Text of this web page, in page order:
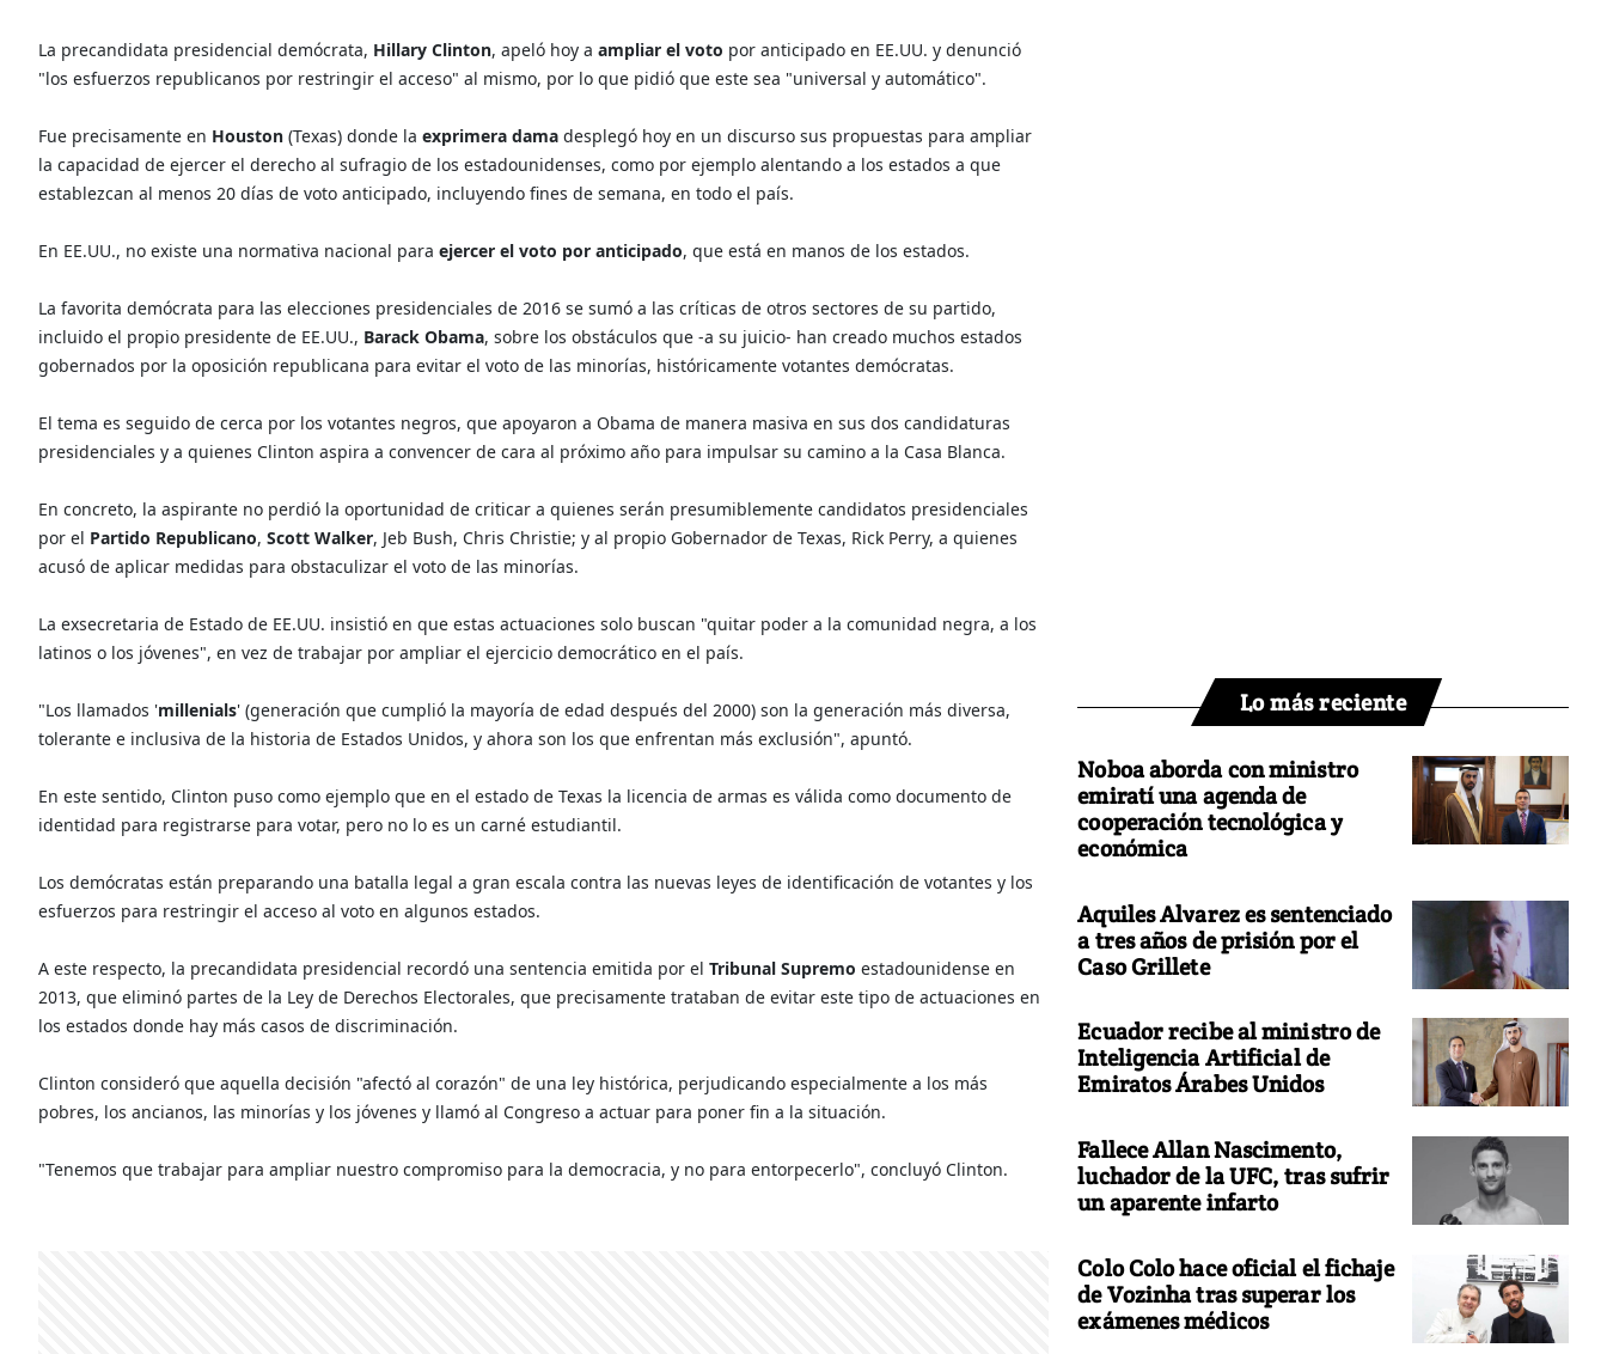
La precandidata presidencial demócrata, Hillary Clinton, apeló hoy a ampliar el voto por anticipado en EE.UU. y denunció
"los esfuerzos republicanos por restringir el acceso" al mismo, por lo que pidió que este sea "universal y automático".
Fue precisamente en Houston (Texas) donde la exprimera dama desplegó hoy en un discurso sus propuestas para ampliar
la capacidad de ejercer el derecho al sufragio de los estadounidenses, como por ejemplo alentando a los estados a que
establezcan al menos 20 días de voto anticipado, incluyendo fines de semana, en todo el país.
En EE.UU., no existe una normativa nacional para ejercer el voto por anticipado, que está en manos de los estados.
La favorita demócrata para las elecciones presidenciales de 2016 se sumó a las críticas de otros sectores de su partido,
incluido el propio presidente de EE.UU., Barack Obama, sobre los obstáculos que -a su juicio- han creado muchos estados
gobernados por la oposición republicana para evitar el voto de las minorías, históricamente votantes demócratas.
El tema es seguido de cerca por los votantes negros, que apoyaron a Obama de manera masiva en sus dos candidaturas
presidenciales y a quienes Clinton aspira a convencer de cara al próximo año para impulsar su camino a la Casa Blanca.
En concreto, la aspirante no perdió la oportunidad de criticar a quienes serán presumiblemente candidatos presidenciales
por el Partido Republicano, Scott Walker, Jeb Bush, Chris Christie; y al propio Gobernador de Texas, Rick Perry, a quienes
acusó de aplicar medidas para obstaculizar el voto de las minorías.
La exsecretaria de Estado de EE.UU. insistió en que estas actuaciones solo buscan "quitar poder a la comunidad negra, a los
latinos o los jóvenes", en vez de trabajar por ampliar el ejercicio democrático en el país.
"Los llamados 'millenials' (generación que cumplió la mayoría de edad después del 2000) son la generación más diversa,
tolerante e inclusiva de la historia de Estados Unidos, y ahora son los que enfrentan más exclusión", apuntó.
En este sentido, Clinton puso como ejemplo que en el estado de Texas la licencia de armas es válida como documento de
identidad para registrarse para votar, pero no lo es un carné estudiantil.
Los demócratas están preparando una batalla legal a gran escala contra las nuevas leyes de identificación de votantes y los
esfuerzos para restringir el acceso al voto en algunos estados.
A este respecto, la precandidata presidencial recordó una sentencia emitida por el Tribunal Supremo estadounidense en
2013, que eliminó partes de la Ley de Derechos Electorales, que precisamente trataban de evitar este tipo de actuaciones en
los estados donde hay más casos de discriminación.
Clinton consideró que aquella decisión "afectó al corazón" de una ley histórica, perjudicando especialmente a los más
pobres, los ancianos, las minorías y los jóvenes y llamó al Congreso a actuar para poner fin a la situación.
"Tenemos que trabajar para ampliar nuestro compromiso para la democracia, y no para entorpecerlo", concluyó Clinton.
Lo más reciente
Noboa aborda con ministro
emiratí una agenda de
cooperación tecnológica y
económica
Aquiles Alvarez es sentenciado
a tres años de prisión por el
Caso Grillete
Ecuador recibe al ministro de
Inteligencia Artificial de
Emiratos Árabes Unidos
Fallece Allan Nascimento,
luchador de la UFC, tras sufrir
un aparente infarto
Colo Colo hace oficial el fichaje
de Vozinha tras superar los
exámenes médicos